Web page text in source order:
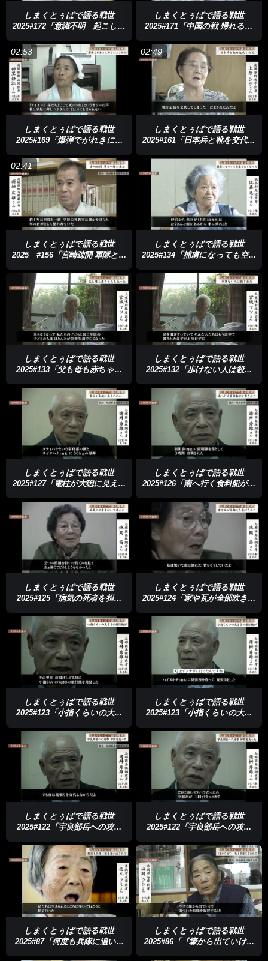
しまくとぅばで語る戦世
2025#172「意識不明 起こして
しまくとぅばで語る戦世
2025#171「中国の戦 帰れると
02:53
しまくとぅばで語る戦世
2025#169「爆弾でがれきに押
02:49
しまくとぅばで語る戦世
2025#161「日本兵と靴を交代し
02:41
しまくとぅばで語る戦世
2025 #156「宮崎疎開 軍隊と一
しまくとぅばで語る戦世
2025#134「捕虜になっても空襲
しまくとぅばで語る戦世
2025#133「父も母も赤ちゃん
しまくとぅばで語る戦世
2025#132「歩けない人は殺さ
しまくとぅばで語る戦世
2025#127「電柱が大砲に見えた
しまくとぅばで語る戦世
2025#126「南へ行く食料船が攻
しまくとぅばで語る戦世
2025#125「病気の死者を担い
しまくとぅばで語る戦世
2025#124「家や瓦が全部吹き飛
しまくとぅばで語る戦世
2025#123「小指くらいの大き
しまくとぅばで語る戦世
2025#123「小指くらいの大き
しまくとぅばで語る戦世
2025#122「宇良部岳への攻撃
しまくとぅばで語る戦世
2025#122「宇良部岳への攻撃
しまくとぅばで語る戦世
2025#87「何度も兵隊に追い出
しまくとぅばで語る戦世
2025#86「『壕から出ていけ』